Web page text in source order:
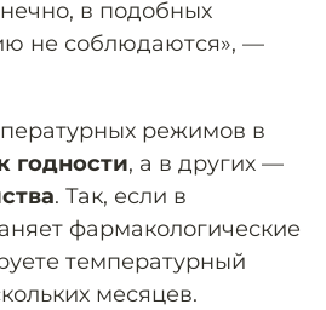
в подобных
не соблюдаются», —
режимов в
годности, а в других —
. Так, если в
фармакологические
температурный
месяцев.